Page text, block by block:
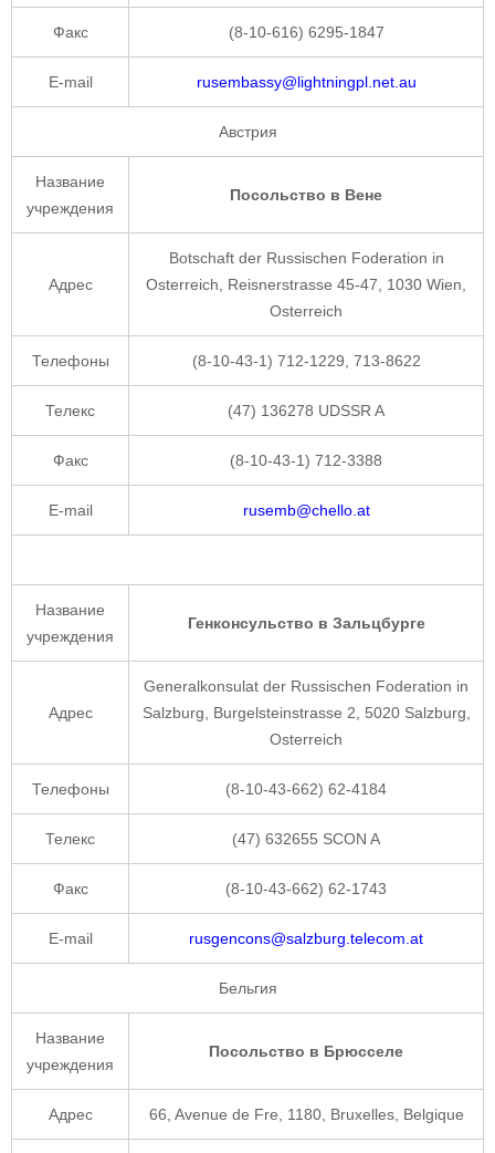
Факс (8-10-616) 6295-1847
E-mail rusembassy@lightningpl.net.au
Австрия
Название
учреждения
Посольство в Вене
Адрес
Botschaft der Russischen Foderation in
Osterreich, Reisnerstrasse 45-47, 1030 Wien,
Osterreich
Телефоны (8-10-43-1) 712-1229, 713-8622
Телекс (47) 136278 UDSSR A
Факс (8-10-43-1) 712-3388
E-mail rusemb@chello.at
Название
учреждения
Генконсульство в Зальцбурге
Адрес
Generalkonsulat der Russischen Foderation in
Salzburg, Burgelsteinstrasse 2, 5020 Salzburg,
Osterreich
Телефоны (8-10-43-662) 62-4184
Телекс (47) 632655 SCON A
Факс (8-10-43-662) 62-1743
E-mail rusgencons@salzburg.telecom.at
Бельгия
Название
учреждения
Посольство в Брюсселе
Адрес 66, Avenue de Fre, 1180, Bruxelles, Belgique